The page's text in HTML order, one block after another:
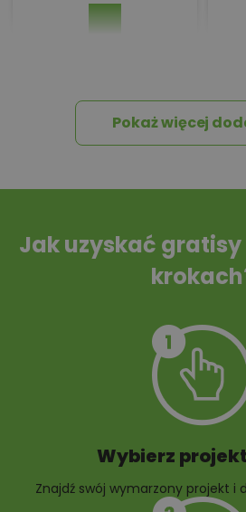
Tablica informacyjna
10 projektów rabat
Pokaż więcej
Jak uzyskać
Wybierz
Znajdź swój wymarzony projekt i